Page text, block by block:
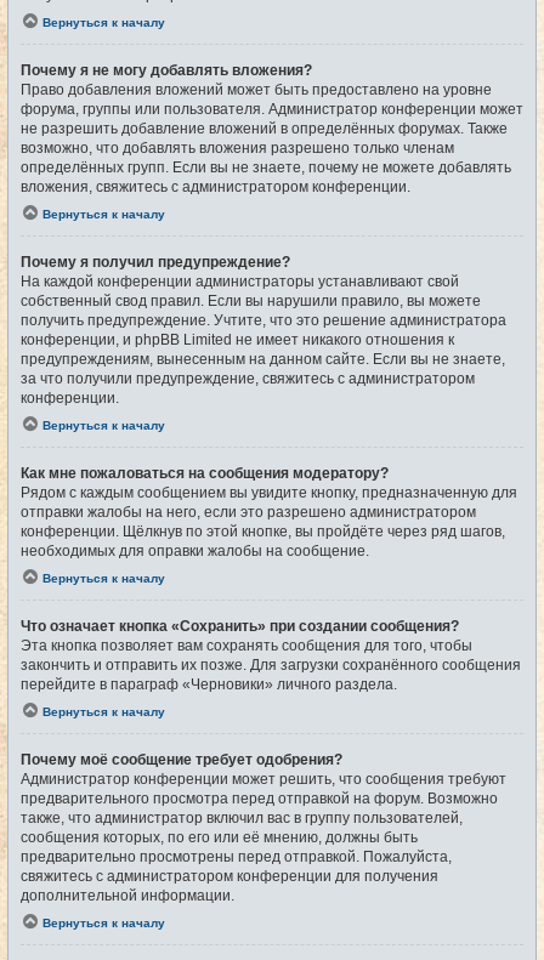
Вернуться к началу
Почему я не могу добавлять вложения?
Право добавления вложений может быть предоставлено на уровне
форума, группы или пользователя. Администратор конференции может
не разрешить добавление вложений в определённых форумах. Также
возможно, что добавлять вложения разрешено только членам
определённых групп. Если вы не знаете, почему не можете добавлять
вложения, свяжитесь с администратором конференции.
Вернуться к началу
Почему я получил предупреждение?
На каждой конференции администраторы устанавливают свой
собственный свод правил. Если вы нарушили правило, вы можете
получить предупреждение. Учтите, что это решение администратора
конференции, и phpBB Limited не имеет никакого отношения к
предупреждениям, вынесенным на данном сайте. Если вы не знаете,
за что получили предупреждение, свяжитесь с администратором
конференции.
Вернуться к началу
Как мне пожаловаться на сообщения модератору?
Рядом с каждым сообщением вы увидите кнопку, предназначенную для
отправки жалобы на него, если это разрешено администратором
конференции. Щёлкнув по этой кнопке, вы пройдёте через ряд шагов,
необходимых для оправки жалобы на сообщение.
Вернуться к началу
Что означает кнопка «Сохранить» при создании сообщения?
Эта кнопка позволяет вам сохранять сообщения для того, чтобы
закончить и отправить их позже. Для загрузки сохранённого сообщения
перейдите в параграф «Черновики» личного раздела.
Вернуться к началу
Почему моё сообщение требует одобрения?
Администратор конференции может решить, что сообщения требуют
предварительного просмотра перед отправкой на форум. Возможно
также, что администратор включил вас в группу пользователей,
сообщения которых, по его или её мнению, должны быть
предварительно просмотрены перед отправкой. Пожалуйста,
свяжитесь с администратором конференции для получения
дополнительной информации.
Вернуться к началу